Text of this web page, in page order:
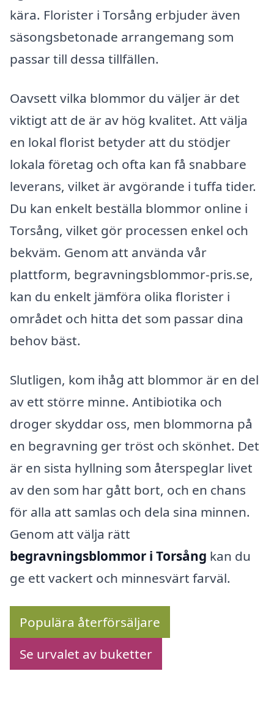
kära. Florister i Torsång erbjuder även
säsongsbetonade arrangemang som
passar till dessa tillfällen.
Oavsett vilka blommor du väljer är det
viktigt att de är av hög kvalitet. Att välja
en lokal florist betyder att du stödjer
lokala företag och ofta kan få snabbare
leverans, vilket är avgörande i tuffa tider.
Du kan enkelt beställa blommor online i
Torsång, vilket gör processen enkel och
bekväm. Genom att använda vår
plattform, begravningsblommor-pris.se,
kan du enkelt jämföra olika florister i
området och hitta det som passar dina
behov bäst.
Slutligen, kom ihåg att blommor är en del
av ett större minne. Antibiotika och
droger skyddar oss, men blommorna på
en begravning ger tröst och skönhet. Det
är en sista hyllning som återspeglar livet
av den som har gått bort, och en chans
för alla att samlas och dela sina minnen.
Genom att välja rätt
begravningsblommor i Torsång kan du
ge ett vackert och minnesvärt farväl.
Populära återförsäljare
Se urvalet av buketter